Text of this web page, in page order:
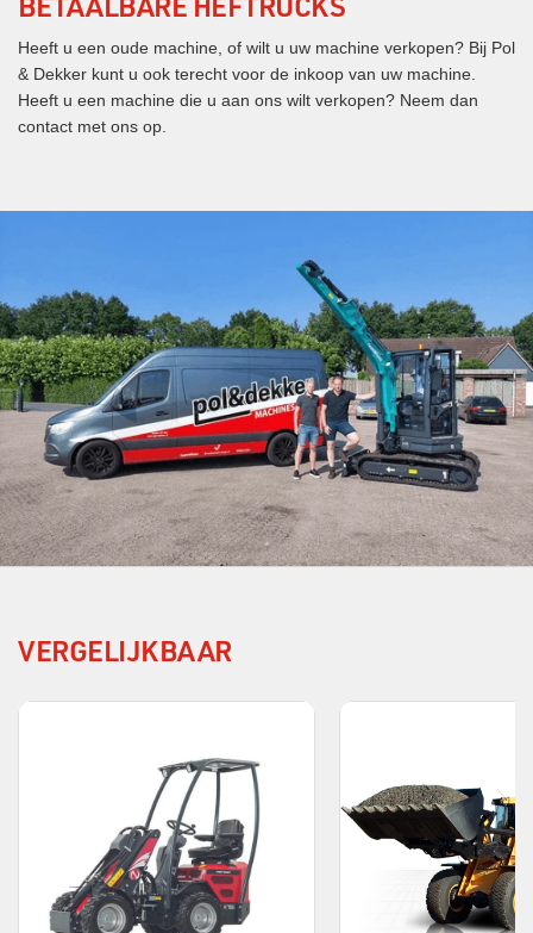
Heeft u een oude machine, of wilt u uw machine verkopen? Bij Pol
& Dekker kunt u ook terecht voor de inkoop van uw machine.
Heeft u een machine die u aan ons wilt verkopen? Neem dan
contact met ons op.
VERGELIJKBAAR